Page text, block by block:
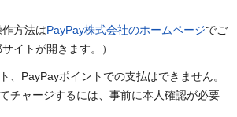
方法はPayPay株式会社のホームページでご
イトが開きます。）
、PayPayポイントでの支払はできません。
チャージするには、事前に本人確認が必要